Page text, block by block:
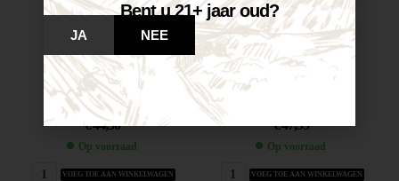
Don Papa...
€44,50
Op voorraad
VOEG TOE AAN WINKELWAGEN
€47,95
Op voorraad
VOEG TOE AAN WINKELWAGEN
Bent u 21+ jaar oud?
JA NEE